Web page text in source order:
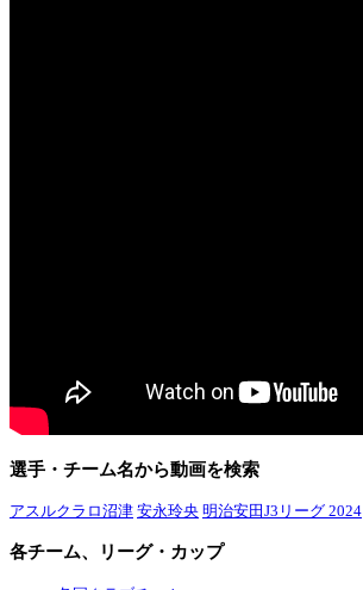
選手・チーム名から動画を検索
アスルクラロ沼津 安永玲央 明治安田J3リーグ 2024
各チーム、リーグ・カップ